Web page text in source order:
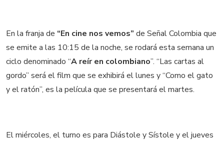
En la franja de “En cine nos vemos” de Señal Colombia que
se emite a las 10:15 de la noche, se rodará esta semana un
ciclo denominado “A reír en colombiano”. “Las cartas al
gordo” será el film que se exhibirá el lunes y “Como el gato
y el ratón”, es la película que se presentará el martes.
El miércoles, el turno es para Diástole y Sístole y el jueves